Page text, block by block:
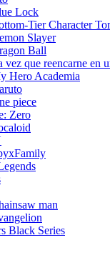
Lock
Tier Character
Slayer
Ball
vez que reencarne en
Hero Academia
piece
Zero
man
Black Series